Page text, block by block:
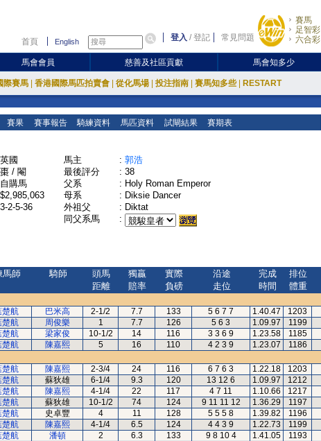
首頁 English 登入 /登記 常見問題
賽馬
足智彩
六合彩
馬會會員 慈善及社區貢獻 馬會知多少
際賽馬 香港國際馬匹拍賣會 從化馬場 投注指南 賽馬知多些 RESTART
賽果 賽事報告 騎練資料 馬匹資料 試閘結果 賽期表
英國
棗 / 閹
自購馬
$2,985,063
3-2-5-36
馬主 : 郭浩
最後評分
: 38
父系
: Holy Roman Emperor
母系
: Diksie Dancer
外祖父
: Diktat
同父系馬
:
馬師 騎師
頭馬
距離
獨贏
賠率
實際
負磅
沿途
走位
完成
時間
排位
體重
楚航 巴米高 2-1/2 7.7 133 5 6 7 7 1.40.47 1203
楚航 周俊樂 1 7.7 126 5 6 3 1.09.97 1199
楚航 梁家俊 10-1/2 14 116 3 3 6 9 1.23.58 1185
楚航 陳嘉熙 5 16 110 4 2 3 9 1.23.07 1186
楚航 陳嘉熙 2-3/4 24 116 6 7 6 3 1.22.18 1203
楚航 蘇狄雄 6-1/4 9.3 120 13 12 6 1.09.97 1212
楚航 陳嘉熙 4-1/4 22 117 4 7 11 1.10.66 1217
楚航 蘇狄雄 10-1/2 74 124 9 11 11 12 1.36.29 1197
楚航 史卓豐 4 11 128 5 5 5 8 1.39.82 1196
楚航 陳嘉熙 4-1/4 6.5 124 4 4 3 9 1.22.73 1199
楚航 潘頓 2 6.3 133 9 8 10 4 1.41.05 1193